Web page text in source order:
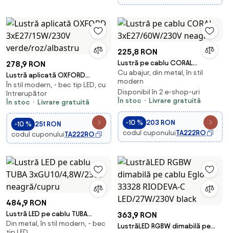
278,9 RON
Lustră aplicată OXFORD
3xE27/15W/230V
verde/roz/albastru
În stil modern, - bec tip LED, cu
întrerupător
În stoc
Livrare gratuită
-10 % 251 RON
codul cuponuluiTA222RO
225,8 RON
Lustră pe cablu CORAL
3xE27/60W/230V neagră
Cu abajur, din metal, în stil
modern
Disponibil în 2 e-shop-uri
În stoc
Livrare gratuită
-10 % 203 RON
codul cuponuluiTA222RO
484,9 RON
Lustră LED pe cablu TUBA
3xGU10/4,8W/230V
Din metal, în stil modern, - bec
363,9 RON
LustrăLED RGBW dimabilă pe